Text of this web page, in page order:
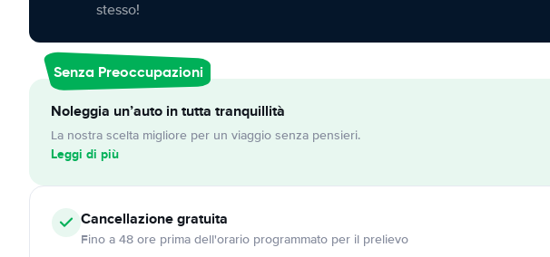
stesso!
Senza Preoccupazioni
Noleggia un’auto in tutta tranquillità
La nostra scelta migliore per un viaggio senza pensieri.
Leggi di più
Cancellazionegratuita
Fino a 48 ore prima dell'orario programmato per il prelievo